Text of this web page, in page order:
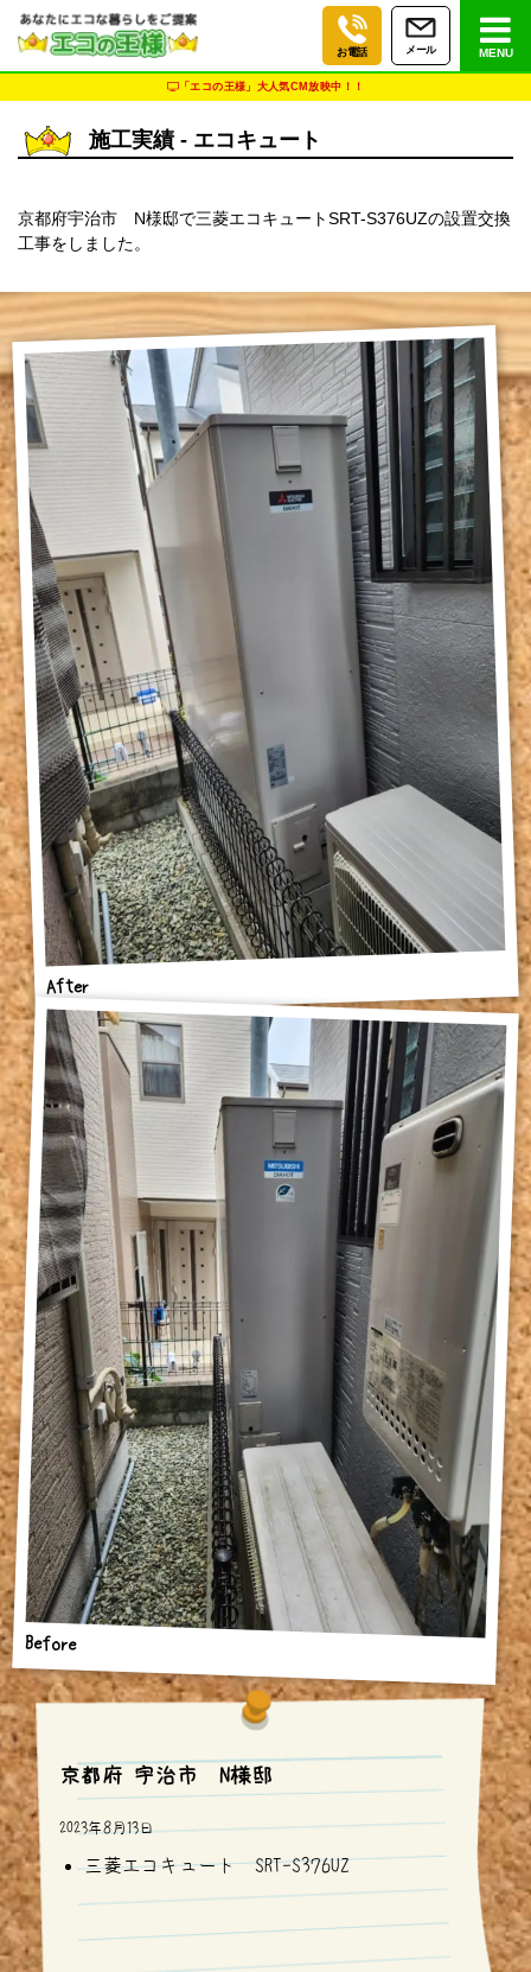
お電話 メール MENU
「エコの王様」大人気CM放映中！！
施工実績 - エコキュート
京都府宇治市 N様邸で三菱エコキュートSRT-S376UZの設置交換
工事をしました。
After
Before
京都府 宇治市 N様邸
2023年8月13日
三菱エコキュート SRT-S376UZ